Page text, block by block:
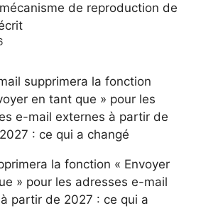
de reproduction de
la fonction « Envoyer
» pour les adresses e-mail
partir de 2027 : ce qui a